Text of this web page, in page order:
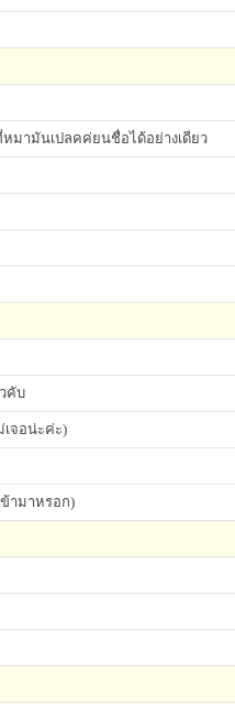
มามันเปลคค่ยนชื่อได้อย่างเดียว
คับ
จอน่ะค่ะ)
ามาหรอก)